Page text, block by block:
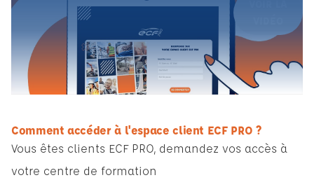
Comment accéder à l'espace client ECF PRO ?
Vous êtes clients ECF PRO, demandez vos accès à
votre centre de formation